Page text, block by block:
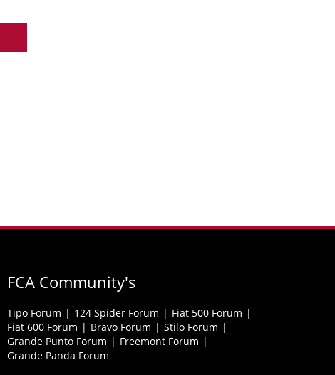
FCA Community's
Tipo Forum 124 Spider Forum
Fiat 500 Forum
Fiat 600 Forum
Bravo Forum
Stilo Forum
Grande Punto Forum
Freemont Forum
Grande Panda Forum